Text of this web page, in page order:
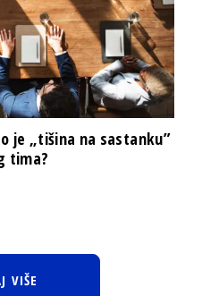
je „tišina na sastanku”
tima?
VIŠE